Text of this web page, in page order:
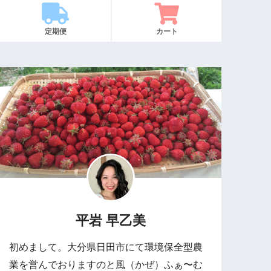
定期便 カート
平岩 早乙美
初めまして。大分県日田市にて環境保全型農
業を営んでおりますのと風（かぜ）ふぁ〜む